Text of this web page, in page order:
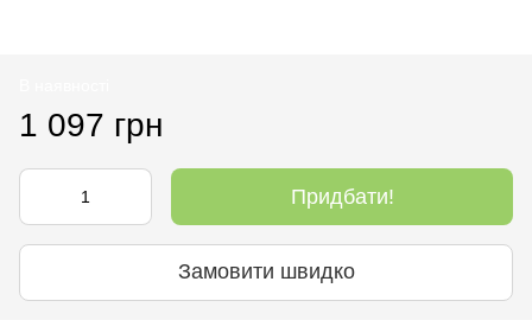
1 097 грн
Придбати!
Замовити швидко